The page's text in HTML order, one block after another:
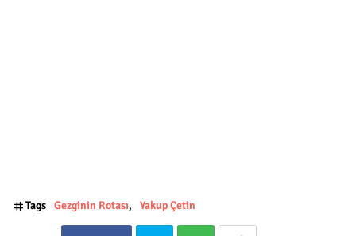
Tags Gezginin Rotası Yakup Çetin